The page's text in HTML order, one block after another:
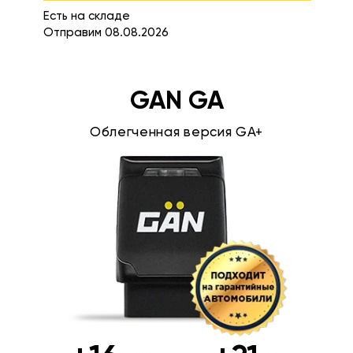
Есть на складе
Отправим 08.08.2026
GAN GA
Облегченная версия GA+